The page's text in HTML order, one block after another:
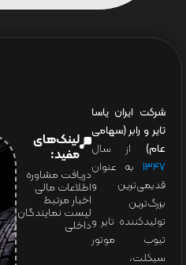
شرکت ایران یاسا
تایر و رابر (سهامی
عام) از سال
۱۳۴۷ به عنوان
قدیمی‌ترین و
بزرگ‌ترین
تولیدکننده تایر و
تیوب موتور
سیکلت،
لینک‌های
مفید:
دریافت مشاوره
اطلاعات مالی
اخبار مرتبط
لیست نمایندگان
داخلی